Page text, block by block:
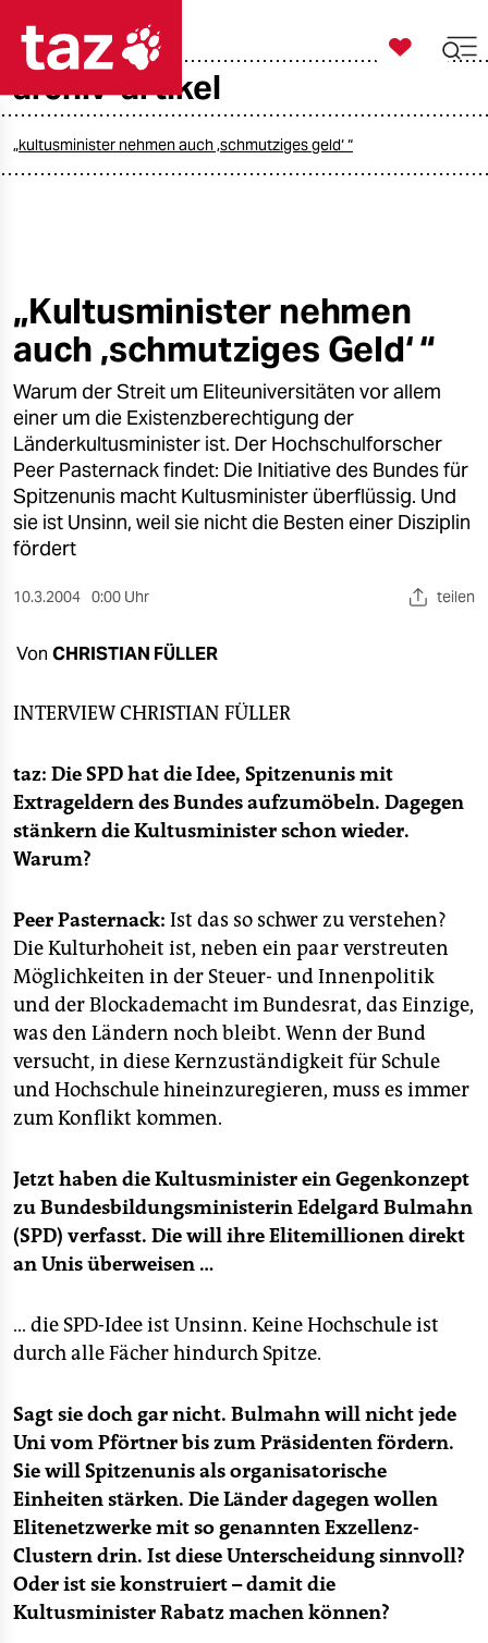
taz zahl ich
öko
gesellschaft
kultur
sport
berlin
nord
wahrheit
veranstaltungen
shop
fragen & hilfe
unterstützen
genossenschaft
epaper login

taz zahl ich
archiv-artikel
„kultusminister nehmen auch ‚schmutziges geld‘ “
„Kultusminister nehmen
auch ‚schmutziges Geld‘ “
Warum der Streit um Eliteuniversitäten vor allem
einer um die Existenzberechtigung der
Länderkultusminister ist. Der Hochschulforscher
Peer Pasternack findet: Die Initiative des Bundes für
Spitzenunis macht Kultusminister überflüssig. Und
sie ist Unsinn, weil sie nicht die Besten einer Disziplin
fördert
10.3.2004 0:00 Uhr teilen
Von CHRISTIAN FÜLLER
INTERVIEWCHRISTIAN FÜLLER
taz: Die SPD hat die Idee, Spitzenunis mit
Extrageldern des Bundes aufzumöbeln. Dagegen
stänkern die Kultusminister schon wieder.
Warum?
Peer Pasternack: Ist das so schwer zu verstehen?
Die Kulturhoheit ist, neben ein paar verstreuten
Möglichkeiten in der Steuer- und Innenpolitik
und der Blockademacht im Bundesrat, das Einzige,
was den Ländern noch bleibt. Wenn der Bund
versucht, in diese Kernzuständigkeit für Schule
und Hochschule hineinzuregieren, muss es immer
zum Konflikt kommen.
Jetzt haben die Kultusminister ein Gegenkonzept
zu Bundesbildungsministerin Edelgard Bulmahn
(SPD) verfasst. Die will ihre Elitemillionen direkt
an Unis überweisen …
… die SPD-Idee ist Unsinn. Keine Hochschule ist
durch alle Fächer hindurch Spitze.
Sagt sie doch gar nicht. Bulmahn will nicht jede
Uni vom Pförtner bis zum Präsidenten fördern.
Sie will Spitzenunis als organisatorische
Einheiten stärken. Die Länder dagegen wollen
Elitenetzwerke mit so genannten Exzellenz-
Clustern drin. Ist diese Unterscheidung sinnvoll?
Oder ist sie konstruiert – damit die
Kultusminister Rabatz machen können?